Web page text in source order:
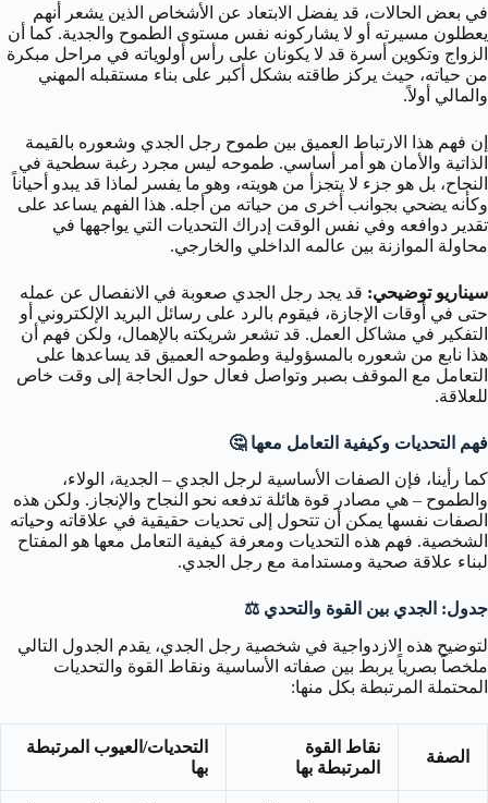
في بعض الحالات، قد يفضل الابتعاد عن الأشخاص الذين يشعر أنهم
يعطلون مسيرته أو لا يشاركونه نفس مستوى الطموح والجدية. كما أن
الزواج وتكوين أسرة قد لا يكونان على رأس أولوياته في مراحل مبكرة
من حياته، حيث يركز طاقته بشكل أكبر على بناء مستقبله المهني
والمالي أولاً.
إن فهم هذا الارتباط العميق بين طموح رجل الجدي وشعوره بالقيمة
الذاتية والأمان هو أمر أساسي. طموحه ليس مجرد رغبة سطحية في
النجاح، بل هو جزء لا يتجزأ من هويته، وهو ما يفسر لماذا قد يبدو أحياناً
وكأنه يضحي بجوانب أخرى من حياته من أجله. هذا الفهم يساعد على
تقدير دوافعه وفي نفس الوقت إدراك التحديات التي يواجهها في
محاولة الموازنة بين عالمه الداخلي والخارجي.
سيناريو توضيحي: قد يجد رجل الجدي صعوبة في الانفصال عن عمله
حتى في أوقات الإجازة، فيقوم بالرد على رسائل البريد الإلكتروني أو
التفكير في مشاكل العمل. قد تشعر شريكته بالإهمال، ولكن فهم أن
هذا نابع من شعوره بالمسؤولية وطموحه العميق قد يساعدها على
التعامل مع الموقف بصبر وتواصل فعال حول الحاجة إلى وقت خاص
للعلاقة.
فهم التحديات وكيفية التعامل معها 🤔
كما رأينا، فإن الصفات الأساسية لرجل الجدي – الجدية، الولاء،
والطموح – هي مصادر قوة هائلة تدفعه نحو النجاح والإنجاز. ولكن هذه
الصفات نفسها يمكن أن تتحول إلى تحديات حقيقية في علاقاته وحياته
الشخصية. فهم هذه التحديات ومعرفة كيفية التعامل معها هو المفتاح
لبناء علاقة صحية ومستدامة مع رجل الجدي.
جدول: الجدي بين القوة والتحدي ⚖️
لتوضيح هذه الازدواجية في شخصية رجل الجدي، يقدم الجدول التالي
ملخصاً بصرياً يربط بين صفاته الأساسية ونقاط القوة والتحديات
المحتملة المرتبطة بكل منها:
الصفة
نقاط القوة
المرتبطة بها
التحديات/العيوب المرتبطة
بها